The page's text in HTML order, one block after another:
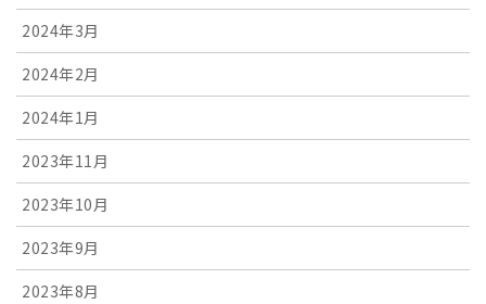
2024年3月
2024年2月
2024年1月
2023年11月
2023年10月
2023年9月
2023年8月